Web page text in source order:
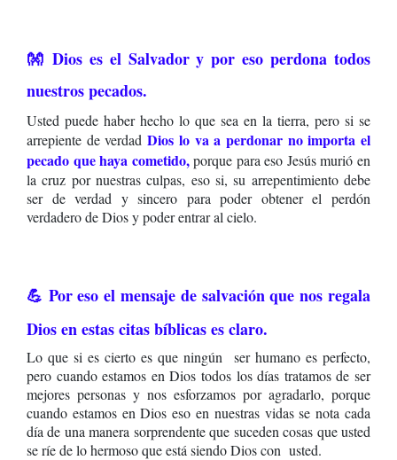
👐 Dios es el Salvador y por eso perdona todos
nuestros pecados.
Usted puede haber hecho lo que sea en la tierra, pero si se
arrepiente de verdadDios lo va a perdonar no importa el
pecado que haya cometido,porque para eso Jesús murió en
la cruz por nuestras culpas, eso si, su arrepentimiento debe
ser de verdad y sincero para poder obtener el perdón
verdadero de Dios y poder entrar al cielo.
💪 Por eso el mensaje de salvación que nos regala
Dios en estas citas bíblicas es claro.
Lo que si es cierto es que ningún ser humano es perfecto,
pero cuando estamos en Dios todos los días tratamos de ser
mejores personas y nos esforzamos por agradarlo, porque
cuando estamos en Dios eso en nuestras vidas se nota cada
día de una manera sorprendente que suceden cosas que usted
se ríe de lo hermoso que está siendo Dios con usted.